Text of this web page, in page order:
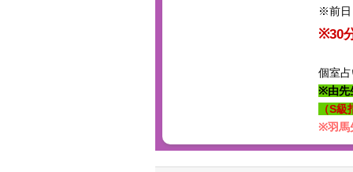
※前日
※30
個室
※由先
（S
※羽馬